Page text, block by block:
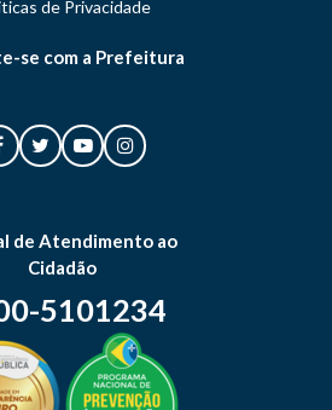
de Privacidade
se com a Prefeitura
de Atendimento ao
Cidadão
5101234